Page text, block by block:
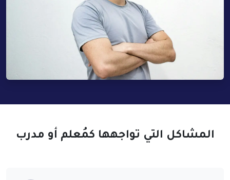
المشاكل التي تواجهها كمُعلم أو مدرب